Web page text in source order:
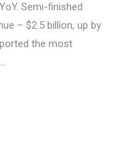
Semi-finished
– $2.5 billion, up by
the most